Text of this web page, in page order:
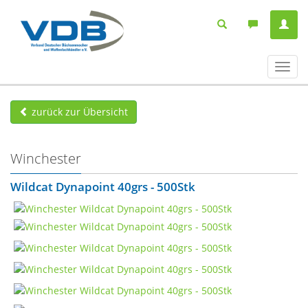
ein-/
zurück zur Übersicht
Winchester
Wildcat Dynapoint 40grs - 500Stk